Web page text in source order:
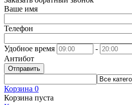
Ваше имя
Телефон
Удобное время
-
Антибот
Отправить
Корзина 0
Корзина пуста